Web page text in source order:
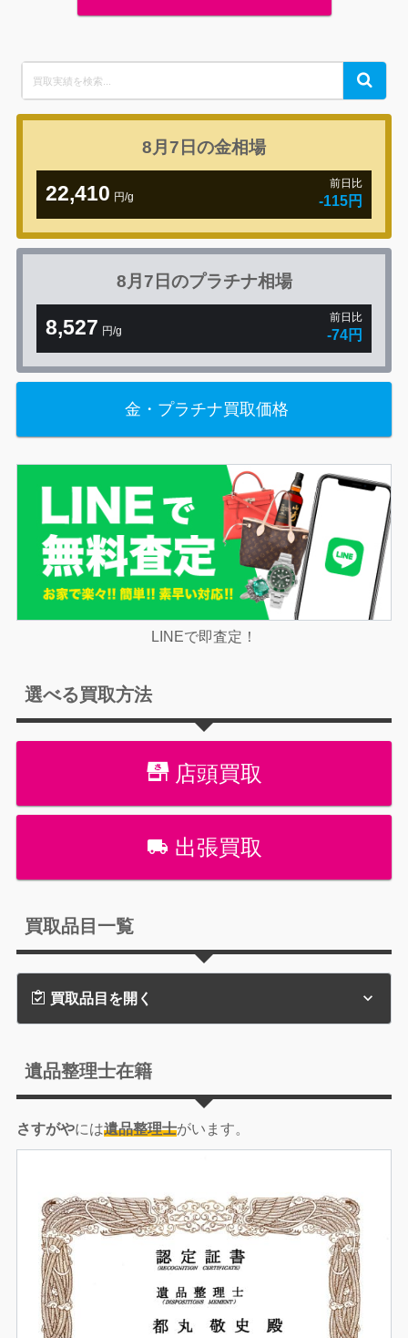
for:
Search
8月7日の金相場
22,410 円/g
前日比
-115円
8月7日のプラチナ相場
8,527 円/g
前日比
-74円
金・プラチナ買取価格
LINEで即査定！
選べる買取方法
店頭買取
出張買取
買取品目一覧
買取品目を開く
遺品整理士在籍
さすがやには遺品整理士がいます。